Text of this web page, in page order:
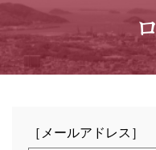
［メールアドレス］